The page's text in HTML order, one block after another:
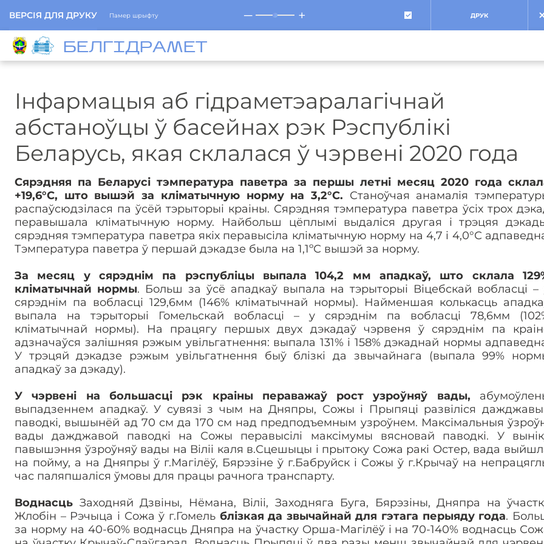
ВЕРСІЯ ДЛЯ ДРУКУ Памер шрыфту ─ + ДРУК
БЕЛГIДРAМЕТ
Інфармацыя аб гідраметэаралагічнай
абстаноўцы ў басейнах рэк Рэспублікі
Беларусь, якая склалася ў чэрвені 2020 года
Сярэдняя па Беларусі тэмпература паветра за першы летні месяц 2020 года
+19,6°С, што вышэй за кліматычную норму на 3,2°С. Станоўчая анамалія
распаўсюдзілася па ўсёй тэрыторыі краіны. Сярэдняя тэмпература паветра ўсіх трох
перавышала кліматычную норму. Найбольш цёплымі выдаліся другая і трэцяя
сярэдняя тэмпература паветра якіх перавысіла кліматычную норму на 4,7 і 4,0°С
Тэмпература паветра ў першай дэкадзе была на 1,1ºС вышэй за норму.
За месяц у сярэднім па рэспубліцы выпала 104,2 мм ападкаў, што склала
кліматычнай нормы. Больш за ўсё ападкаў выпала на тэрыторыі Віцебскай вобласці –
сярэднім па вобласці 129,6мм (146% кліматычнай нормы). Найменшая колькасць
выпала на тэрыторыі Гомельскай вобласці – у сярэднім па вобласці 78,6мм
кліматычнай нормы). На працягу першых двух дэкадаў чэрвеня ў сярэднім па
адзначаўся залішняя рэжым увільгатнення: выпала 131% і 158% дэкаднай нормы
У трэцяй дэкадзе рэжым увільгатнення быў блізкі да звычайнага (выпала 99%
ападкаў за дэкаду).
У чэрвені на большасці рэк краіны пераважаў рост узроўняў вады,
выпадзеннем ападкаў. У сувязі з чым на Дняпры, Сожы і Прыпяці развіліся
паводкі, вышынёй ад 70 см да 170 см над предподъемным узроўнем. Максімальныя
вады дажджавой паводкі на Сожы перавысілі максімумы вясновай паводкі. У
павышэння ўзроўняў вады на Віліі каля в.Сцешыцы і прытоку Сожа ракі Остер, вада
на пойму, а на Дняпры ў г.Магілёў, Бярэзіне ў г.Бабруйск і Сожы ў г.Крычаў на
час паляпшаліся ўмовы для працы рачнога транспарту.
Воднасць Заходняй Дзвіны, Нёмана, Віліі, Заходняга Буга, Бярэзіны, Дняпра на
Жлобін – Рэчыца і Сожа ў г.Гомель блізкая да звычайнай для гэтага перыяду года.
за норму на 40-60% воднасць Дняпра на ўчастку Орша-Магілёў і на 70-140% воднасць